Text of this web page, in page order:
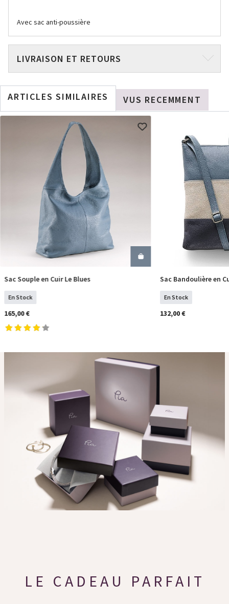
Avec sac anti-poussière
LIVRAISON ET RETOURS
ARTICLES SIMILAIRES VUS RECEMMENT
COMMANDER
Sac Souple en Cuir Le Blues
En Stock
165,00 €
Sac Bandoulière en
En Stock
132,00 €
LE CADEAU PARFAIT